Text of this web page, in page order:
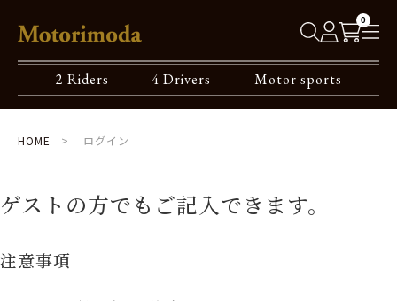
0
2 Riders 4 Drivers Motor sports
HOME ログイン
ゲストの方でもご記入できます。
注意事項